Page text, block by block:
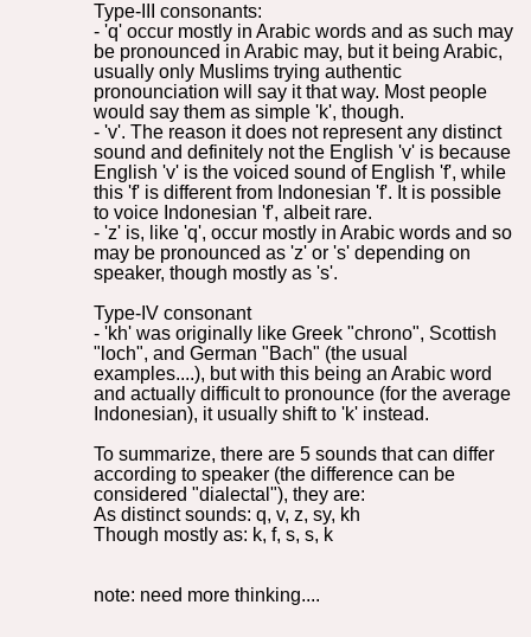
Type-III consonants:
- 'q' occur mostly in Arabic words and as such may
be pronounced in Arabic may, but it being Arabic,
usually only Muslims trying authentic
pronounciation will say it that way. Most people
would say them as simple 'k', though.
- 'v'. The reason it does not represent any distinct
sound and definitely not the English 'v' is because
English 'v' is the voiced sound of English 'f', while
this 'f' is different from Indonesian 'f'. It is possible
to voice Indonesian 'f', albeit rare.
- 'z' is, like 'q', occur mostly in Arabic words and so
may be pronounced as 'z' or 's' depending on
speaker, though mostly as 's'.
Type-IV consonant
- 'kh' was originally like Greek "chrono", Scottish
"loch", and German "Bach" (the usual
examples....), but with this being an Arabic word
and actually difficult to pronounce (for the average
Indonesian), it usually shift to 'k' instead.
To summarize, there are 5 sounds that can differ
according to speaker (the difference can be
considered "dialectal"), they are:
As distinct sounds: q, v, z, sy, kh
Though mostly as: k, f, s, s, k
note: need more thinking....